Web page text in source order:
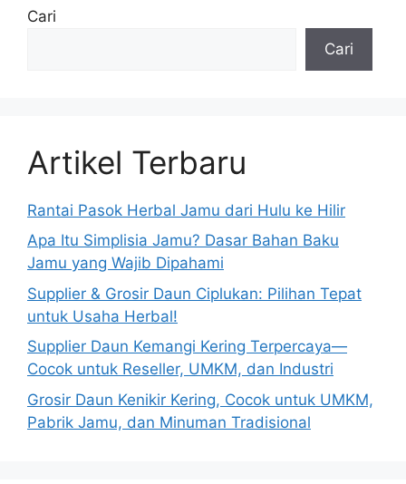
Cari
Cari
Artikel Terbaru
Rantai Pasok Herbal Jamu dari Hulu ke Hilir
Apa Itu Simplisia Jamu? Dasar Bahan Baku
Jamu yang Wajib Dipahami
Supplier & Grosir Daun Ciplukan: Pilihan Tepat
untuk Usaha Herbal!
Supplier Daun Kemangi Kering Terpercaya—
Cocok untuk Reseller, UMKM, dan Industri
Grosir Daun Kenikir Kering, Cocok untuk UMKM,
Pabrik Jamu, dan Minuman Tradisional